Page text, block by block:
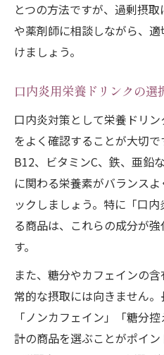
とつの方法ですが、過剰摂
や薬剤師に相談しながら、
けましょう。
口内炎用栄養ドリンクの選
口内炎対策として栄養ドリ
をよく確認することが大切で
B12、ビタミンC、鉄、亜鉛
に関わる栄養素がバランス
ックしましょう。特に「口
る商品は、これらの成分が
す。
また、糖分やカフェインの
常的な摂取には向きません
「ノンカフェイン」「糖分
計の商品を選ぶことがポイ